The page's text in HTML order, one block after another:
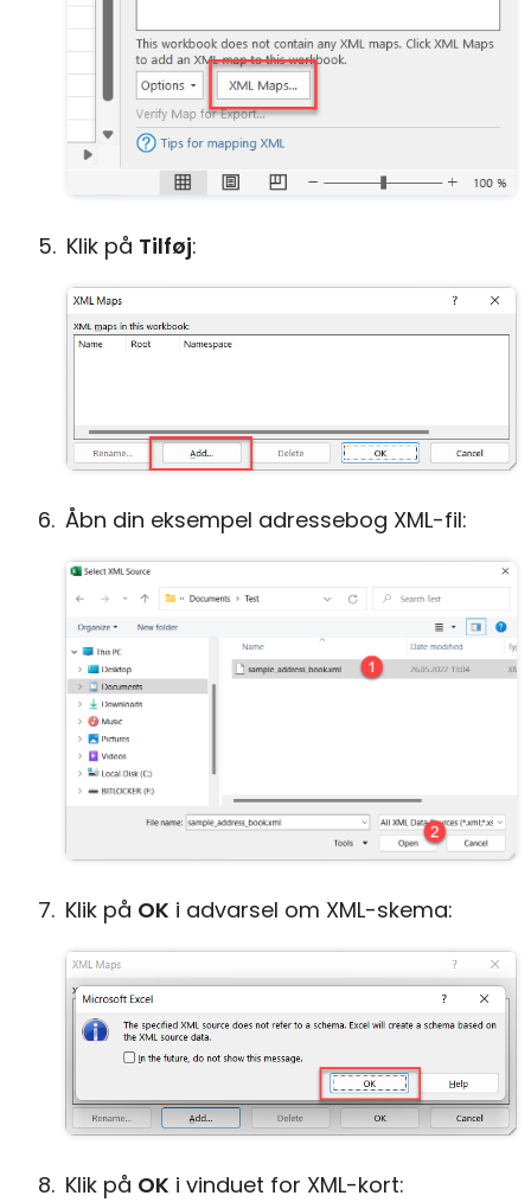
Klik på Tilføj:
Åbn din eksempel adressebog XML-fil:
Klik på OK i advarsel om XML-skema:
Klik på OK i vinduet for XML-kort: